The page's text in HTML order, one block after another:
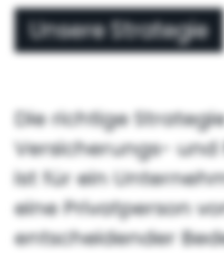
Unsere Strategie
Die richtige
Versicherungs- und
ist für ein
eine Privatperson
entscheidender